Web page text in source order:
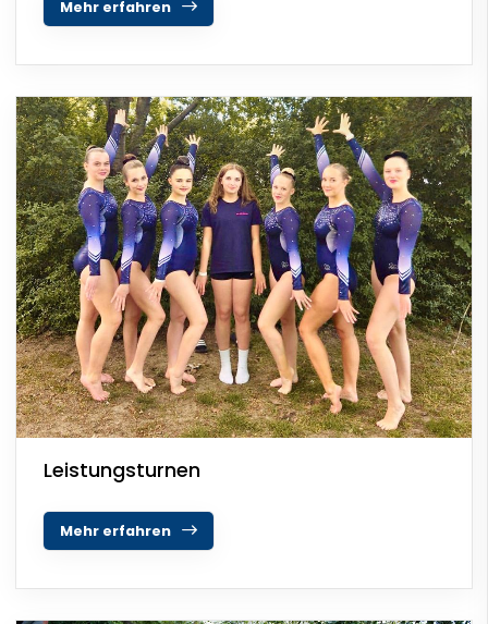
Mehr erfahren
Leistungsturnen
Mehr erfahren